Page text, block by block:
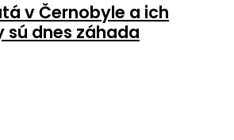
v Černobyle a ich
sú dnes záhada